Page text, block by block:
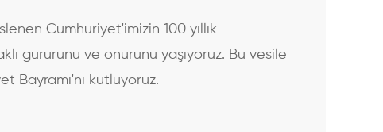
Cumhuriyet'imizin 100 yıllık
gururunu ve onurunu yaşıyoruz. Bu vesile
Bayramı'nı kutluyoruz.